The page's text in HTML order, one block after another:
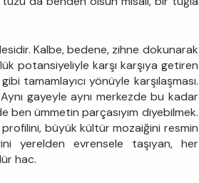
Kalbe, bedene, zihne dokunarak
potansiyeliyle karşı karşıya getiren
tamamlayıcı yönüyle karşılaşması.
gayeyle aynı merkezde bu kadar
ben ümmetin parçasıyım diyebilmek.
büyük kültür mozaiğini resmin
yerelden evrensele taşıyan, her
hac.